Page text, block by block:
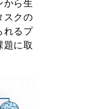
から生
スクの
れるプ
題に取